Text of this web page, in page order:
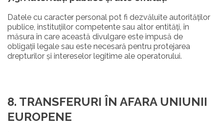
Datele cu caracter personal pot fi dezvăluite autorităților
publice, instituțiilor competente sau altor entități, în
măsura în care această divulgare este impusă de
obligații legale sau este necesară pentru protejarea
drepturilor și intereselor legitime ale operatorului.
8. TRANSFERURI ÎN AFARA UNIUNII
EUROPENE